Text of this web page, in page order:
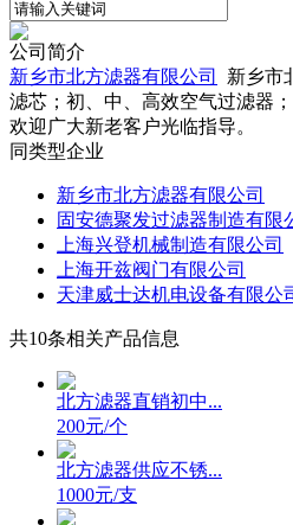
公司简介
新乡市北方滤器有限公司
新乡市
滤芯；初、中、高效空气过滤器
欢迎广大新老客户光临指导。
同类型企业
新乡市北方滤器有限公司
固安德聚发过滤器制造有限
上海兴登机械制造有限公司
上海开兹阀门有限公司
天津威士达机电设备有限公
共10条相关产品信息
北方滤器直销初中...
200元/个
北方滤器供应不锈...
1000元/支